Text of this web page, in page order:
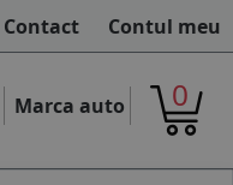
Contact Contul meu
Marca auto 0